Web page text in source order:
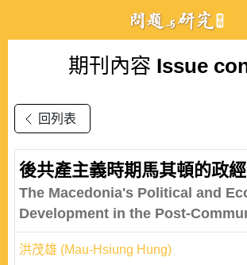
期刊內容 Issue
回列表
後共產主義時期馬其頓的政
The Macedonia's Political and
Development in the Post-
洪茂雄 (Mau-Hsiung Hung)